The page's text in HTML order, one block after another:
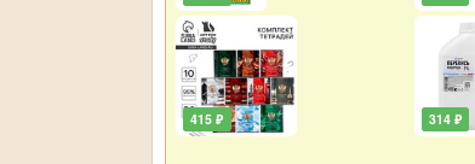
415 ₽ 314 ₽